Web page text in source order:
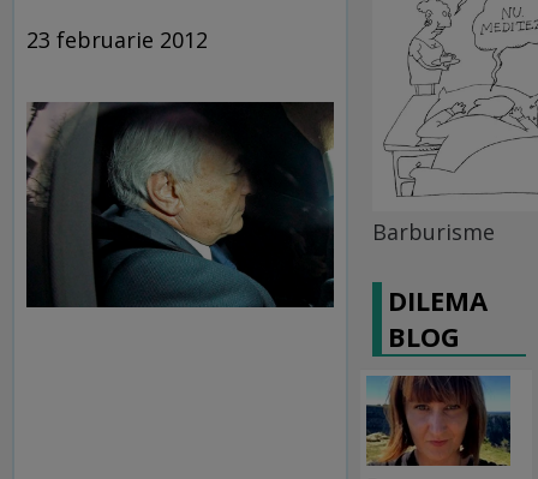
23 februarie 2012
Barburisme
DILEMA
BLOG